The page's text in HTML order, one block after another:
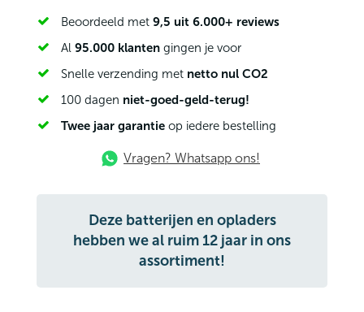
Beoordeeld met 9,5 uit 6.000+ reviews
Al 95.000 klanten gingen je voor
Snelle verzending met netto nul CO2
100 dagen niet-goed-geld-terug!
Twee jaar garantie op iedere bestelling
Vragen? Whatsapp ons!
Deze batterijen en opladers
hebben we al ruim 12 jaar in ons
assortiment!